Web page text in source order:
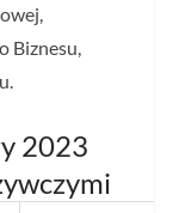
Biznesu,
2023